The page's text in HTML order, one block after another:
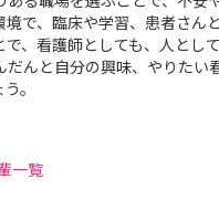
で、臨床や学習、患者さん
、看護師としても、人とし
んと自分の興味、やりたい
。
一覧